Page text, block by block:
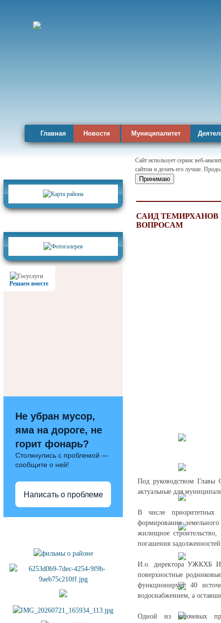
Главная Новости Муниципалитет
Решаем вместе
Не убран мусор,
яма на дороге, не
горит фонарь?
Столкнулись с проблемой —
сообщите о ней!
Написать о проблеме
Сайт использует сервис веб-
сайтом и делать его лучше.
Принимаю
САИД
ВОПРОСАМ
Под руководством Главы
актуальные для
В числе приоритетных
формирования
жилищное
погашения
И.о. директора УЖКХБ
поверхностные
функционирует 40
водоснабжением, а
Одной из ключевых